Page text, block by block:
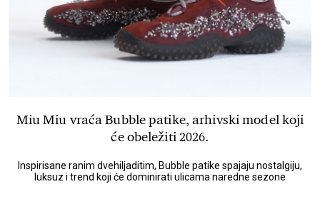
Miu Miu vraća Bubble patike, arhivski model koji
će obeležiti 2026.
Inspirisane ranim dvehiljaditim, Bubble patike spajaju nostalgiju,
luksuz i trend koji će dominirati ulicama naredne sezone